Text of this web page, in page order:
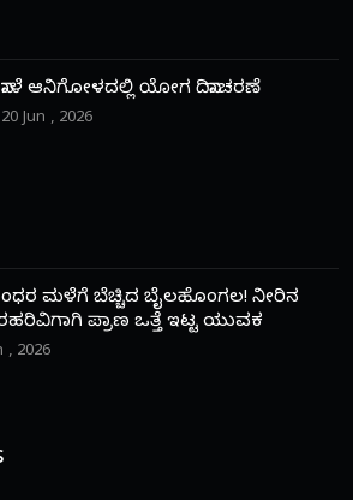
ನಾಳೆ ಆನಿಗೋಳದಲ್ಲಿ ಯೋಗ ದಿನಾಚರಣೆ
20 Jun , 2026
ಮಳೆಗೆ ಬೆಚ್ಚಿದ ಬೈಲಹೊಂಗಲ! ನೀರಿನ
ಪ್ರಾಣ ಒತ್ತೆ ಇಟ್ಟ ಯುವಕ
, 2026